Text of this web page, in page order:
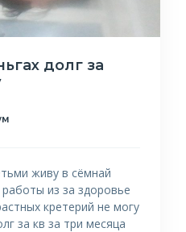
долг за
живу в сёмнай
из за здоровье
кретерий не могу
за кв за три месяца